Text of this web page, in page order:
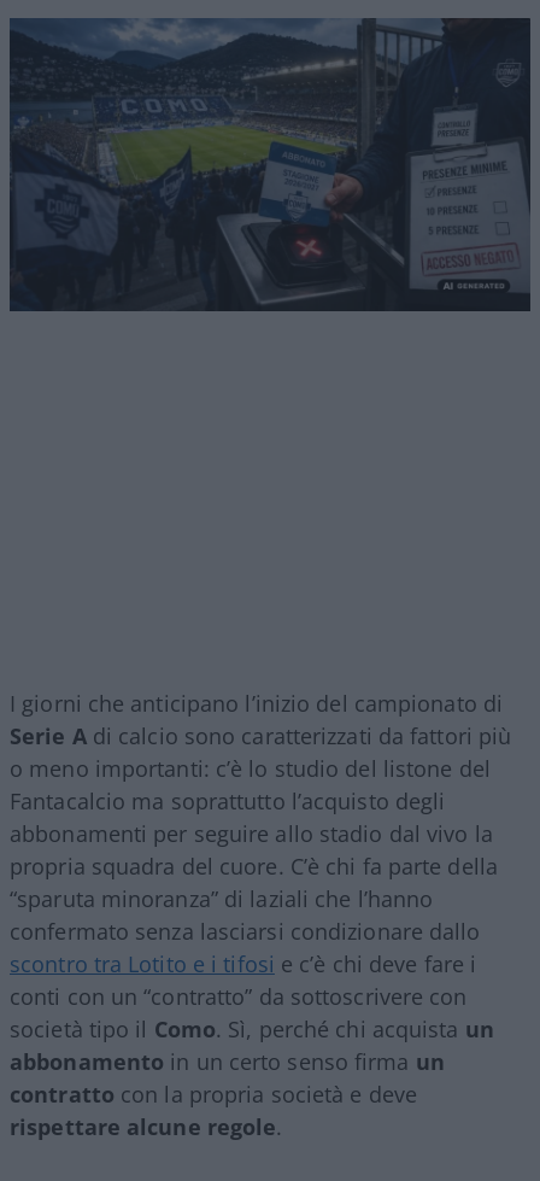
I giorni che anticipano l’inizio del campionato di
Serie Adi calcio sono caratterizzati da fattori più
o meno importanti: c’è lo studio del listone del
Fantacalcio ma soprattutto l’acquisto degli
abbonamenti per seguire allo stadio dal vivo la
propria squadra del cuore. C’è chi fa parte della
“sparuta minoranza” di laziali che l’hanno
confermato senza lasciarsi condizionare dallo
scontro tra Lotito e i tifosi e c’è chi deve fare i
conti con un “contratto” da sottoscrivere con
società tipo il Como. Sì, perché chi acquista un
abbonamento in un certo senso firma un
contratto con la propria società e deve
rispettare alcune regole.